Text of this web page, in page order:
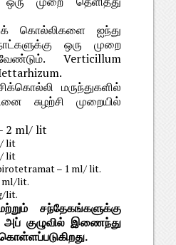
கொல்லிகளை ஐந்து
ஒரு முறை
Verticillum
மருந்துகளில்
சுழற்சி முறையில்
2 ml/ lit
lit
lit
– 1 ml/ lit.
ml/lit.
lit.
சந்தேகங்களுக்கு
குழுவில் இணைந்து